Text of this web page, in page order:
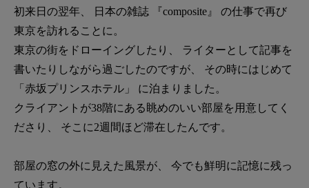
初来日の翌年、 日本の雑誌 『composite』 の仕事で再び
東京を訪れることに。
東京の街をドローイングしたり、 ライターとして記事を
書いたりしながら過ごしたのですが、 その時にはじめて
「赤坂プリンスホテル」 に泊まりました。
クライアントが38階にある眺めのいい部屋を用意してく
ださり、 そこに2週間ほど滞在したんです。
部屋の窓の外に見えた風景が、 今でも鮮明に記憶に残っ
ています。